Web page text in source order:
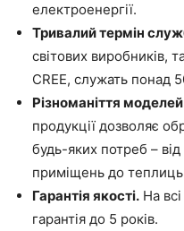
електроенергії.
Тривалий термін
світових виробників,
CREE, служать понад
Різноманіття
продукції дозволяє
будь-яких потреб –
приміщень до теплиць
Гарантія якості. На
гарантія до 5 років.